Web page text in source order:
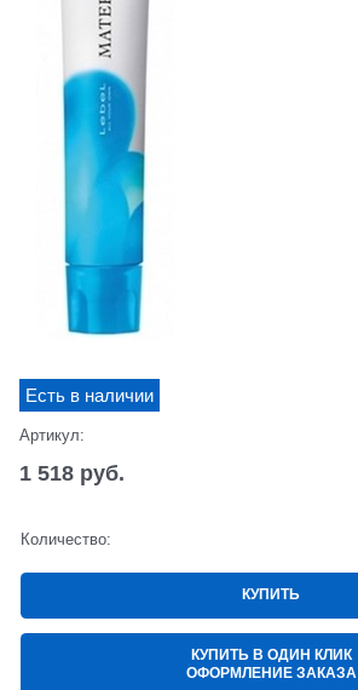
Есть в наличии
Артикул:
1 518 руб.
Количество:
КУПИТЬ
КУПИТЬ В ОДИН КЛИК
ОФОРМЛЕНИЕ ЗАКАЗА